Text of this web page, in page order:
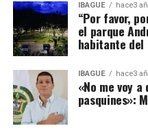
IBAGUÉ hace3
“Por favor,
el parque
habitante
IBAGUÉ hace3
«No me voy
pasquines»: